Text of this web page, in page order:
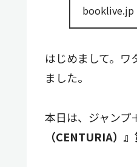
booklive.jp
はじめまして。
ました。
本日は、ジャンプ
（CENTURIA）